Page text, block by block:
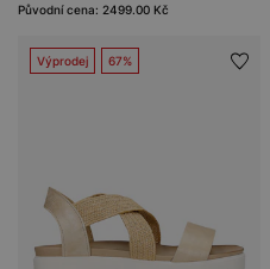
Původní cena: 2499.00 Kč
Výprodej 67%